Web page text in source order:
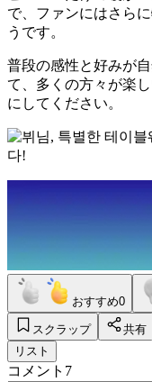
で、ファンにはさら
うです。
普段の感性と好みが
て、多くの方々が楽
にしてください。
おすすめ0
スクラップ 共有
リスト
コメント 7